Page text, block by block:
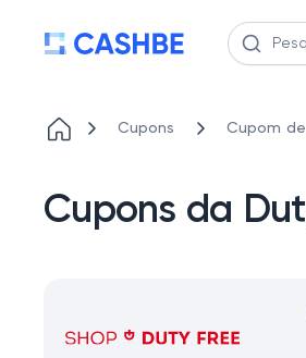
Cupons Cupom
Cupons da